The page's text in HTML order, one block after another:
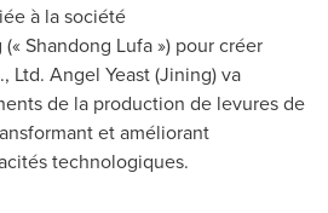
à la société
Shandong Lufa ») pour créer
Ltd. Angel Yeast (Jining) va
de la production de levures de
et améliorant
technologiques.